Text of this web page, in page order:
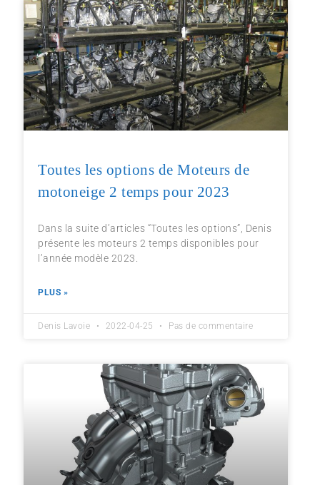
Toutes les options de Moteurs de
motoneige 2 temps pour 2023
Dans la suite d’articles “Toutes les options”, Denis
présente les moteurs 2 temps disponibles pour
l’année modèle 2023.
PLUS »
Denis Lavoie 2022-04-25 Pas de commentaire